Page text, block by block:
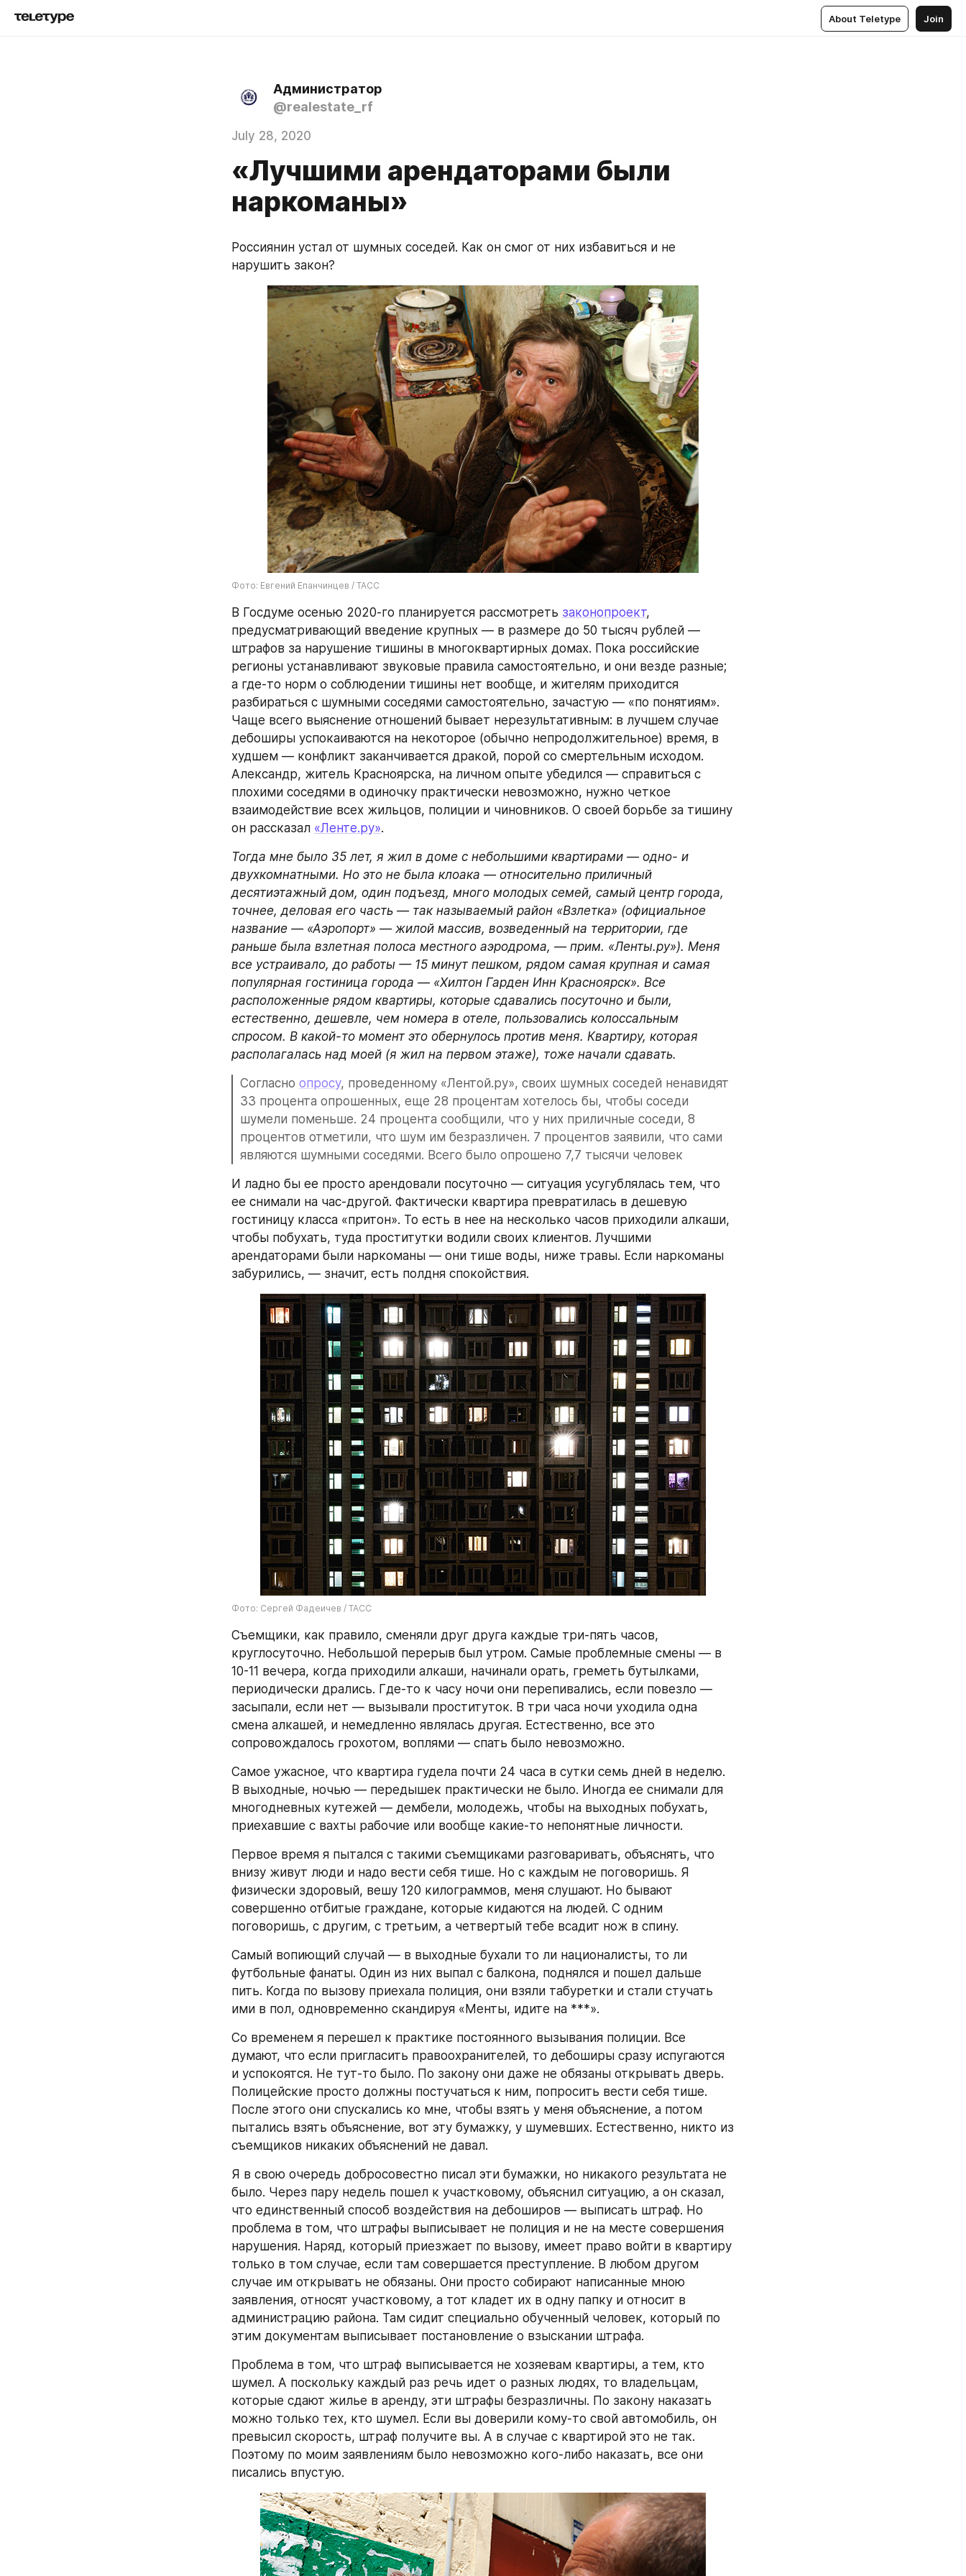
About Teletype Join
Администратор
@realestate_rf
July 28, 2020
«Лучшими арендаторами были
наркоманы»
Россиянин устал от шумных соседей. Как он смог от них избавиться и не
нарушить закон?
Фото: Евгений Епанчинцев / ТАСС
В Госдуме осенью 2020-го планируется рассмотреть законопроект,
предусматривающий введение крупных — в размере до 50 тысяч рублей —
штрафов за нарушение тишины в многоквартирных домах. Пока российские
регионы устанавливают звуковые правила самостоятельно, и они везде разные;
а где-то норм о соблюдении тишины нет вообще, и жителям приходится
разбираться с шумными соседями самостоятельно, зачастую — «по понятиям».
Чаще всего выяснение отношений бывает нерезультативным: в лучшем случае
дебоширы успокаиваются на некоторое (обычно непродолжительное) время, в
худшем — конфликт заканчивается дракой, порой со смертельным исходом.
Александр, житель Красноярска, на личном опыте убедился — справиться с
плохими соседями в одиночку практически невозможно, нужно четкое
взаимодействие всех жильцов, полиции и чиновников. О своей борьбе за тишину
он рассказал «Ленте.ру».
Тогда мне было 35 лет, я жил в доме с небольшими квартирами — одно- и
двухкомнатными. Но это не была клоака — относительно приличный
десятиэтажный дом, один подъезд, много молодых семей, самый центр города,
точнее, деловая его часть — так называемый район «Взлетка» (официальное
название — «Аэропорт» — жилой массив, возведенный на территории, где
раньше была взлетная полоса местного аэродрома, — прим. «Ленты.ру»). Меня
все устраивало, до работы — 15 минут пешком, рядом самая крупная и самая
популярная гостиница города — «Хилтон Гарден Инн Красноярск». Все
расположенные рядом квартиры, которые сдавались посуточно и были,
естественно, дешевле, чем номера в отеле, пользовались колоссальным
спросом. В какой-то момент это обернулось против меня. Квартиру, которая
располагалась над моей (я жил на первом этаже), тоже начали сдавать.
Согласно опросу, проведенному «Лентой.ру», своих шумных соседей ненавидят
33 процента опрошенных, еще 28 процентам хотелось бы, чтобы соседи
шумели поменьше. 24 процента сообщили, что у них приличные соседи, 8
процентов отметили, что шум им безразличен. 7 процентов заявили, что сами
являются шумными соседями. Всего было опрошено 7,7 тысячи человек
И ладно бы ее просто арендовали посуточно — ситуация усугублялась тем, что
ее снимали на час-другой. Фактически квартира превратилась в дешевую
гостиницу класса «притон». То есть в нее на несколько часов приходили алкаши,
чтобы побухать, туда проститутки водили своих клиентов. Лучшими
арендаторами были наркоманы — они тише воды, ниже травы. Если наркоманы
забурились, — значит, есть полдня спокойствия.
Фото: Сергей Фадеичев / ТАСС
Съемщики, как правило, сменяли друг друга каждые три-пять часов,
круглосуточно. Небольшой перерыв был утром. Самые проблемные смены — в
10-11 вечера, когда приходили алкаши, начинали орать, греметь бутылками,
периодически дрались. Где-то к часу ночи они перепивались, если повезло —
засыпали, если нет — вызывали проституток. В три часа ночи уходила одна
смена алкашей, и немедленно являлась другая. Естественно, все это
сопровождалось грохотом, воплями — спать было невозможно.
Самое ужасное, что квартира гудела почти 24 часа в сутки семь дней в неделю.
В выходные, ночью — передышек практически не было. Иногда ее снимали для
многодневных кутежей — дембели, молодежь, чтобы на выходных побухать,
приехавшие с вахты рабочие или вообще какие-то непонятные личности.
Первое время я пытался с такими съемщиками разговаривать, объяснять, что
внизу живут люди и надо вести себя тише. Но с каждым не поговоришь. Я
физически здоровый, вешу 120 килограммов, меня слушают. Но бывают
совершенно отбитые граждане, которые кидаются на людей. С одним
поговоришь, с другим, с третьим, а четвертый тебе всадит нож в спину.
Самый вопиющий случай — в выходные бухали то ли националисты, то ли
футбольные фанаты. Один из них выпал с балкона, поднялся и пошел дальше
пить. Когда по вызову приехала полиция, они взяли табуретки и стали стучать
ими в пол, одновременно скандируя «Менты, идите на ***».
Со временем я перешел к практике постоянного вызывания полиции. Все
думают, что если пригласить правоохранителей, то дебоширы сразу испугаются
и успокоятся. Не тут-то было. По закону они даже не обязаны открывать дверь.
Полицейские просто должны постучаться к ним, попросить вести себя тише.
После этого они спускались ко мне, чтобы взять у меня объяснение, а потом
пытались взять объяснение, вот эту бумажку, у шумевших. Естественно, никто из
съемщиков никаких объяснений не давал.
Я в свою очередь добросовестно писал эти бумажки, но никакого результата не
было. Через пару недель пошел к участковому, объяснил ситуацию, а он сказал,
что единственный способ воздействия на дебоширов — выписать штраф. Но
проблема в том, что штрафы выписывает не полиция и не на месте совершения
нарушения. Наряд, который приезжает по вызову, имеет право войти в квартиру
только в том случае, если там совершается преступление. В любом другом
случае им открывать не обязаны. Они просто собирают написанные мною
заявления, относят участковому, а тот кладет их в одну папку и относит в
администрацию района. Там сидит специально обученный человек, который по
этим документам выписывает постановление о взыскании штрафа.
Проблема в том, что штраф выписывается не хозяевам квартиры, а тем, кто
шумел. А поскольку каждый раз речь идет о разных людях, то владельцам,
которые сдают жилье в аренду, эти штрафы безразличны. По закону наказать
можно только тех, кто шумел. Если вы доверили кому-то свой автомобиль, он
превысил скорость, штраф получите вы. А в случае с квартирой это не так.
Поэтому по моим заявлениям было невозможно кого-либо наказать, все они
писались впустую.